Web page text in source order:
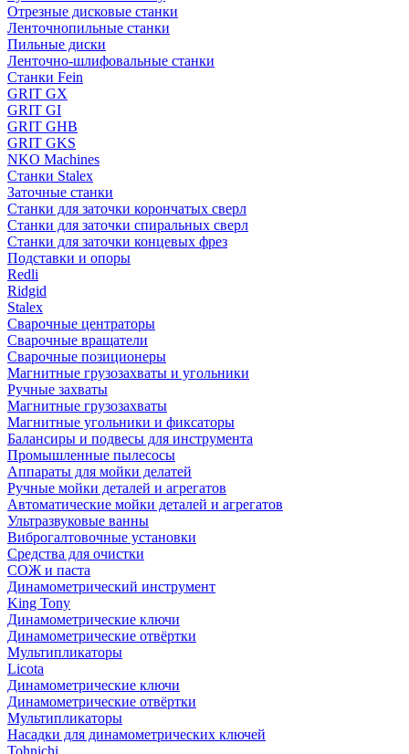
Отрезные дисковые станки
Ленточнопильные станки
Пильные диски
Ленточно-шлифовальные станки
Станки Fein
GRIT GX
GRIT GI
GRIT GHB
GRIT GKS
NKO Machines
Станки Stalex
Заточные станки
Станки для заточки корончатых сверл
Станки для заточки спиральных сверл
Станки для заточки концевых фрез
Подставки и опоры
Redli
Ridgid
Stalex
Сварочные центраторы
Сварочные вращатели
Сварочные позиционеры
Магнитные грузозахваты и угольники
Ручные захваты
Магнитные грузозахваты
Магнитные угольники и фиксаторы
Балансиры и подвесы для инструмента
Промышленные пылесосы
Аппараты для мойки делатей
Ручные мойки деталей и агрегатов
Автоматические мойки деталей и агрегатов
Ультразвуковые ванны
Виброгалтовочные установки
Средства для очистки
СОЖ и паста
Динамометрический инструмент
King Tony
Динамометрические ключи
Динамометрические отвёртки
Мультипликаторы
Licota
Динамометрические ключи
Динамометрические отвёртки
Мультипликаторы
Насадки для динамометрических ключей
Tohnichi